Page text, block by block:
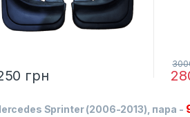
грн
Sprinter (2006-2013), пара -